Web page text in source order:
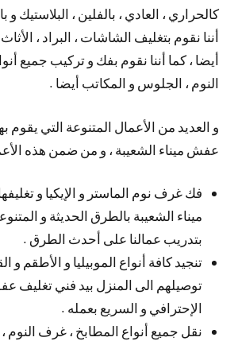
كالحراري ، العادي ، بالفلين ، البلاستيك
أننا نقوم بتغليف الشاشات ، البراد ،
أيضا ، كما أننا نقوم بفك و تركيب جميع
النوم ، الجلوس و المكاتب أيضا .
و العديد من الأعمال المتنوعة التي يقوم
عفش ميناء الشعيبة ، و من ضمن هذه
فك غرف نوم الماستر و الإيكيا و
ميناء الشعيبة بالطرق الحديثة و
بتدريب عمالنا على أحدث الطرق .
تنجيد كافة أنواع الموبيليا و الأطقم و
توصيلهم الى المنزل بيد فني تغليف
الإحترافي و السريع بعمله .
نقل جميع أنواع المطابخ ، غرف